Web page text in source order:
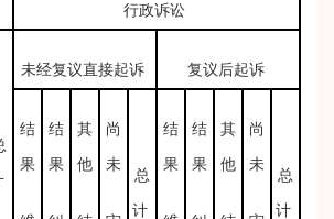
行政诉讼
未经复议直接起诉 复议后起诉
结
果
结
果
其
他
尚
未
总
计
结
果
结
果
其
他
尚
未
总
计